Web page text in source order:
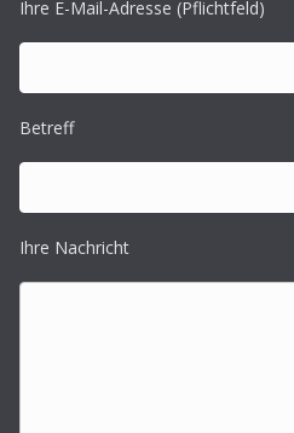
Ihre E-Mail-Adresse (Pflichtfeld)
Betreff
Ihre Nachricht